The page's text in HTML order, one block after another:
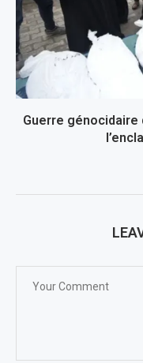
Guerre génocidaire